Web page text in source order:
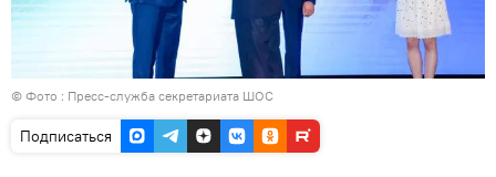
© Фото : Пресс-служба секретариата ШОС
Подписаться